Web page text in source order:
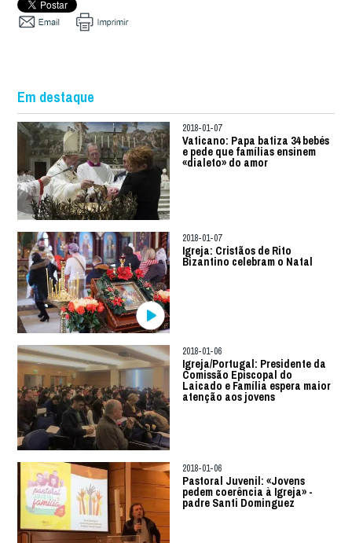
Em destaque
2018-01-07
Vaticano: Papa batiza 34 bebés
e pede que famílias ensinem
«dialeto» do amor
2018-01-07
Igreja: Cristãos de Rito
Bizantino celebram o Natal
2018-01-06
Igreja/Portugal: Presidente da
Comissão Episcopal do
Laicado e Família espera maior
atenção aos jovens
2018-01-06
Pastoral Juvenil: «Jovens
pedem coerência à Igreja» -
padre Santi Dominguez